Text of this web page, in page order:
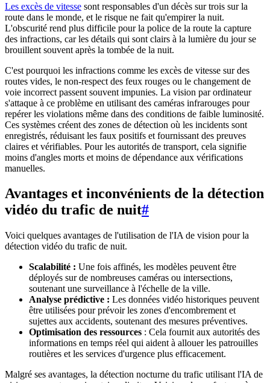
Les excès de vitesse sont responsables d'un décès sur trois sur la
route dans le monde, et le risque ne fait qu'empirer la nuit.
L'obscurité rend plus difficile pour la police de la route la capture
des infractions, car les détails qui sont clairs à la lumière du jour se
brouillent souvent après la tombée de la nuit.
C'est pourquoi les infractions comme les excès de vitesse sur des
routes vides, le non-respect des feux rouges ou le changement de
voie incorrect passent souvent impunies. La vision par ordinateur
s'attaque à ce problème en utilisant des caméras infrarouges pour
repérer les violations même dans des conditions de faible luminosité.
Ces systèmes créent des zones de détection où les incidents sont
enregistrés, réduisant les faux positifs et fournissant des preuves
claires et vérifiables. Pour les autorités de transport, cela signifie
moins d'angles morts et moins de dépendance aux vérifications
manuelles.
Avantages et inconvénients de la détection
vidéo du trafic de nuit#
Voici quelques avantages de l'utilisation de l'IA de vision pour la
détection vidéo du trafic de nuit.
Scalabilité : Une fois affinés, les modèles peuvent être
déployés sur de nombreuses caméras ou intersections,
soutenant une surveillance à l'échelle de la ville.
Analyse prédictive : Les données vidéo historiques peuvent
être utilisées pour prévoir les zones d'encombrement et
sujettes aux accidents, soutenant des mesures préventives.
Optimisation des ressources : Cela fournit aux autorités des
informations en temps réel qui aident à allouer les patrouilles
routières et les services d'urgence plus efficacement.
Malgré ses avantages, la détection nocturne du trafic utilisant l'IA de